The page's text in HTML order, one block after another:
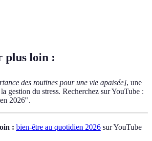
plus loin :
des routines pour une vie apaisée], une
gestion du stress. Recherchez sur YouTube :
2026".
: bien-être au quotidien 2026 sur YouTube